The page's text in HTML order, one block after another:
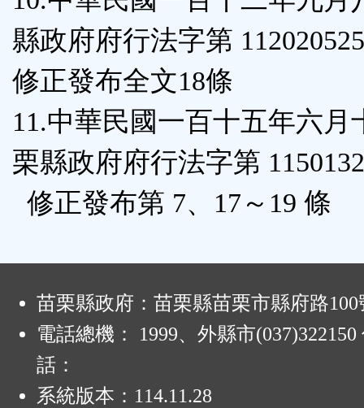
縣政府府行法字第
修正發布全文18條
11.中華民國一百十五年六月
栗縣政府府行法字第
修正發布第 7、17～19 條
苗栗縣政府：苗栗縣苗栗市縣府路100
電話總機： 1999、外縣市(037)322150
話：
系統版本： 114.11.28